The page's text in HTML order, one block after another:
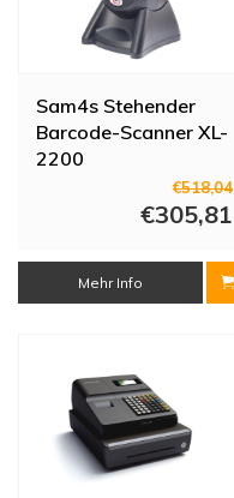
Sam4s Stehender
Barcode-Scanner XL-
2200
€518,04
€305,81
Mehr Info